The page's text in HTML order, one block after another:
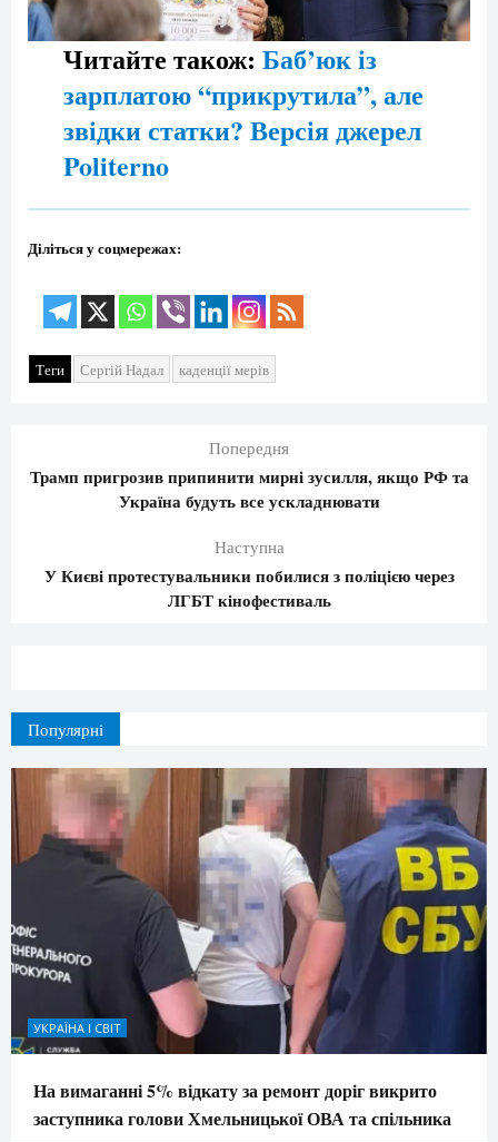
Читайте також: Баб’юк із
зарплатою “прикрутила”, але
звідки статки? Версія джерел
Politerno
Діліться у соцмережах:
Теги Сергій Надал каденції мерів
Попередня
Трамп пригрозив припинити мирні зусилля, якщо РФ та
Україна будуть все ускладнювати
Наступна
У Києві протестувальники побилися з поліцією через
ЛГБТ кінофестиваль
Популярні
УКРАЇНА І СВІТ
На вимаганні 5% відкату за ремонт доріг викрито
заступника голови Хмельницької ОВА та спільника